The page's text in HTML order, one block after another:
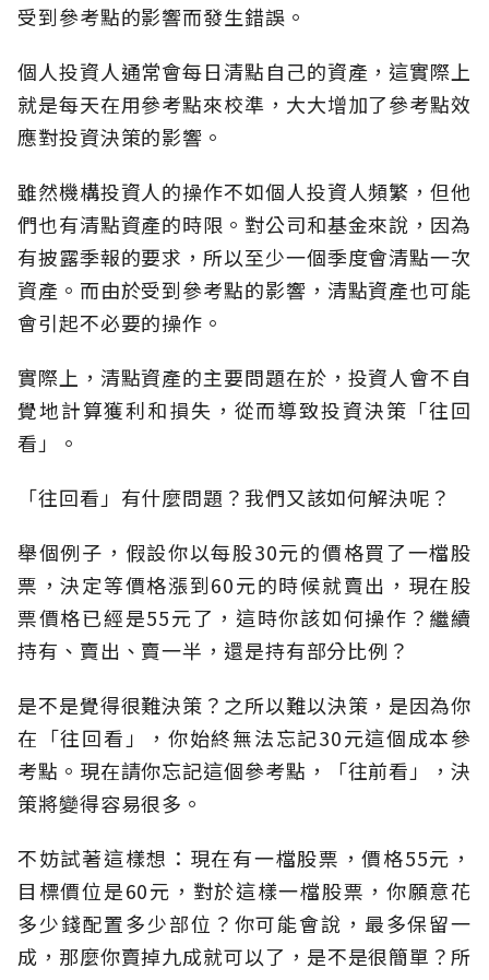
受到參考點的影響而發生錯誤。
個人投資人通常會每日清點自己的資產，這實際上
就是每天在用參考點來校準，大大增加了參考點效
應對投資決策的影響。
雖然機構投資人的操作不如個人投資人頻繁，但他
們也有清點資產的時限。對公司和基金來說，因為
有披露季報的要求，所以至少一個季度會清點一次
資產。而由於受到參考點的影響，清點資產也可能
會引起不必要的操作。
實際上，清點資產的主要問題在於，投資人會不自
覺地計算獲利和損失，從而導致投資決策「往回
看」。
「往回看」有什麼問題？我們又該如何解決呢？
舉個例子，假設你以每股30元的價格買了一檔股
票，決定等價格漲到60元的時候就賣出，現在股
票價格已經是55元了，這時你該如何操作？繼續
持有、賣出、賣一半，還是持有部分比例？
是不是覺得很難決策？之所以難以決策，是因為你
在「往回看」，你始終無法忘記30元這個成本參
考點。現在請你忘記這個參考點，「往前看」，決
策將變得容易很多。
不妨試著這樣想：現在有一檔股票，價格55元，
目標價位是60元，對於這樣一檔股票，你願意花
多少錢配置多少部位？你可能會說，最多保留一
成，那麼你賣掉九成就可以了，是不是很簡單？所